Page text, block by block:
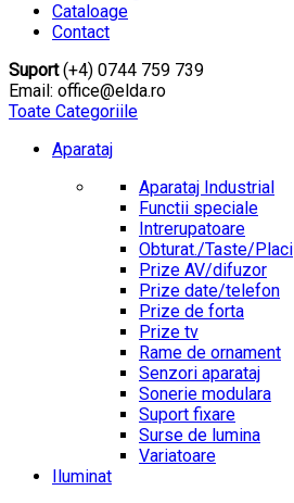
Cataloage
Contact
Suport(+4) 0744 759 739
Email: office@elda.ro
Toate Categoriile
Aparataj
Aparataj Industrial
Functii speciale
Intrerupatoare
Obturat./Taste/Placi
Prize AV/difuzor
Prize date/telefon
Prize de forta
Prize tv
Rame de ornament
Senzori aparataj
Sonerie modulara
Suport fixare
Surse de lumina
Variatoare
Iluminat